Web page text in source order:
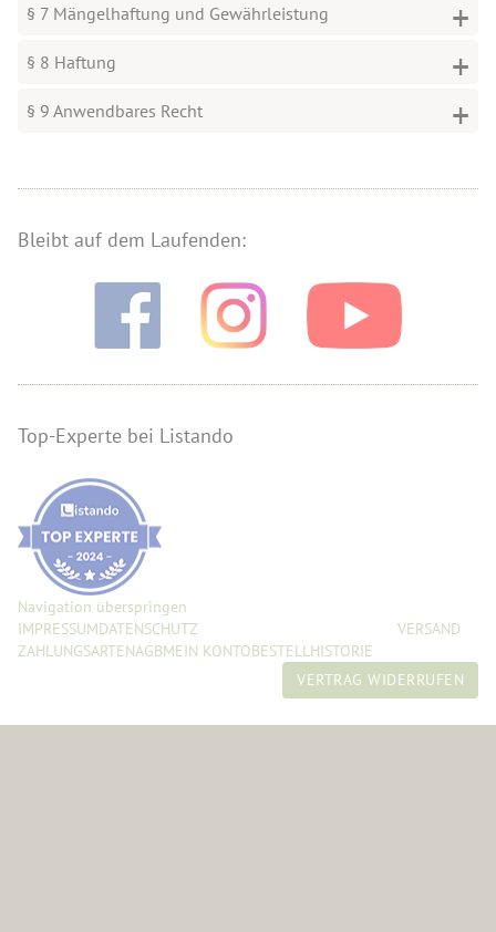
§ 7 Mängelhaftung und Gewährleistung
§ 8 Haftung
§ 9 Anwendbares Recht
Bleibt auf dem Laufenden:
Top-Experte bei Listando
Navigation überspringen
IMPRESSUMDATENSCHUTZ
VERSAND
ZAHLUNGSARTENAGBMEIN KONTOBESTELLHISTORIE
VERTRAG WIDERRUFEN